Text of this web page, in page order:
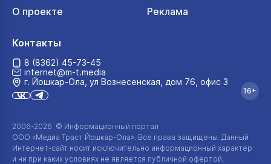
О проекте
Реклама
2006-2026 © Информационный портал
ООО «Медиа Траст Йошкар-Ола». Все права защищены. Данный
Интернет-сайт носит исключительно информационный характер
и ни при каких условиях не является публичной офертой,
Контакты
8 (8362) 45-73-45
internet@m-t.media
г. Йошкар‑Ола, ул Вознесенская, дом 76, офис 3
16+